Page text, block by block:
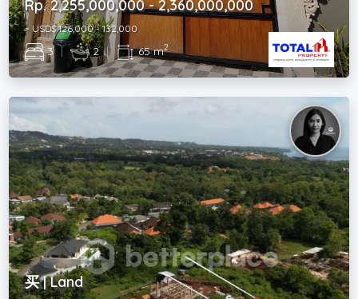
Rp. 2,255,000,000 - 2,360,000,000
~ USD$ 126,000 - 132,000
3 | 2 | 65 m2
买 | Land